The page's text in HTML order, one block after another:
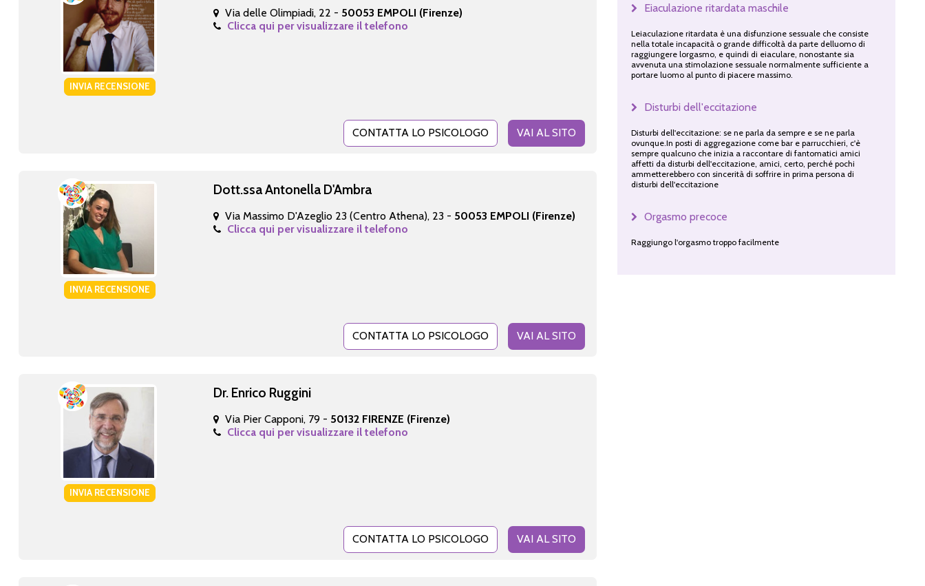
INVIA RECENSIONE
Via delle Olimpiadi, 22 - 50053 EMPOLI (Firenze)
Clicca qui per visualizzare il telefono
CONTATTA LO PSICOLOGO VAI AL SITO
INVIA RECENSIONE
Dott.ssa Antonella D'Ambra
Via Massimo D'Azeglio 23 (Centro Athena), 23 - 50053 EMPOLI (Firenze)
Clicca qui per visualizzare il telefono
CONTATTA LO PSICOLOGO VAI AL SITO
INVIA RECENSIONE
Dr. Enrico Ruggini
Via Pier Capponi, 79 - 50132 FIRENZE (Firenze)
Clicca qui per visualizzare il telefono
CONTATTA LO PSICOLOGO VAI AL SITO
Eiaculazione ritardata maschile
Leiaculazione ritardata è una disfunzione sessuale che consiste
nella totale incapacità o grande difficoltà da parte delluomo di
raggiungere lorgasmo, e quindi di eiaculare, nonostante sia
avvenuta una stimolazione sessuale normalmente sufficiente a
portare luomo al punto di piacere massimo.
Disturbi dell'eccitazione
Disturbi dell'eccitazione: se ne parla da sempre e se ne parla
ovunque.In posti di aggregazione come bar e parrucchieri, c'è
sempre qualcuno che inizia a raccontare di fantomatici amici
affetti da disturbi dell'eccitazione, amici, certo, perché pochi
ammetterebbero con sincerità di soffrire in prima persona di
disturbi dell'eccitazione
Orgasmo precoce
Raggiungo l'orgasmo troppo facilmente